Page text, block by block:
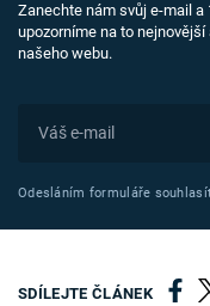
Zanechte nám svůj e-mail a
upozorníme na to nejnovější
našeho webu.
Odesláním formuláře
SDÍLEJTE ČLÁNEK